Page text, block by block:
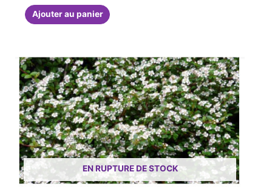
Ajouter au panier
EN RUPTURE DE STOCK